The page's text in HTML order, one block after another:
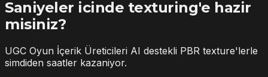
Saniyeler icinde texturing'e hazir
misiniz?
UGC Oyun İçerik Üreticileri AI destekli PBR texture'lerle
simdiden saatler kazaniyor.